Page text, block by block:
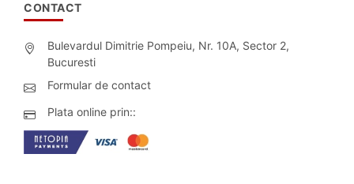
CONTACT
Bulevardul Dimitrie Pompeiu, Nr. 10A, Sector 2,
Bucuresti
Formular de contact
Plata online prin::